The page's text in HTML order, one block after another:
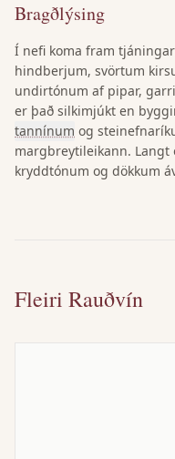
Bragðlýsing
Í nefi koma fram
hindberjum, svörtum
undirtónum af pipar,
er það silkimjúkt en
tannínum og
margbreytileikann. Langt
kryddtónum og dökkum
Fleiri Rauðvín